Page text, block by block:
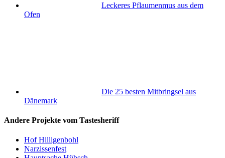
Leckeres Pflaumenmus aus dem
Ofen
Die 25 besten Mitbringsel aus
Dänemark
Andere Projekte vom Tastesheriff
Hof Hilligenbohl
Narzissenfest